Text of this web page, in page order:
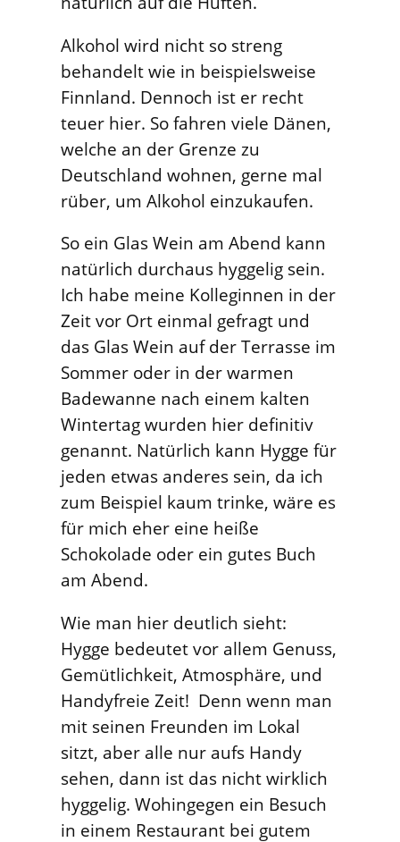
Alkohol wird nicht so streng
behandelt wie in beispielsweise
Finnland. Dennoch ist er recht
teuer hier. So fahren viele Dänen,
welche an der Grenze zu
Deutschland wohnen, gerne mal
rüber, um Alkohol einzukaufen.
So ein Glas Wein am Abend kann
natürlich durchaus hyggelig sein.
Ich habe meine Kolleginnen in der
Zeit vor Ort einmal gefragt und
das Glas Wein auf der Terrasse im
Sommer oder in der warmen
Badewanne nach einem kalten
Wintertag wurden hier definitiv
genannt. Natürlich kann Hygge für
jeden etwas anderes sein, da ich
zum Beispiel kaum trinke, wäre es
für mich eher eine heiße
Schokolade oder ein gutes Buch
am Abend.
Wie man hier deutlich sieht:
Hygge bedeutet vor allem Genuss,
Gemütlichkeit, Atmosphäre, und
Handyfreie Zeit! Denn wenn man
mit seinen Freunden im Lokal
sitzt, aber alle nur aufs Handy
sehen, dann ist das nicht wirklich
hyggelig. Wohingegen ein Besuch
in einem Restaurant bei gutem